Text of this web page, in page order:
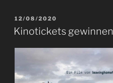
VERÖFFENTLICHT
AM
12/08/2020
Kinotickets gewinnen